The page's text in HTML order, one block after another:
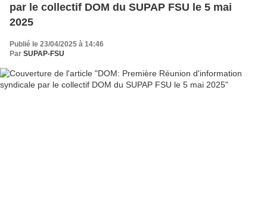
par le collectif DOM du SUPAP FSU le 5 mai
2025
Publié le 23/04/2025 à 14:46
Par SUPAP-FSU